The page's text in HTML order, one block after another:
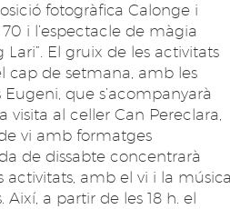
fotogràfica Calonge i
i l’espectacle de màgia
El gruix de les activitats
cap de setmana, amb les
Eugeni, que s’acompanyarà
visita al celler Can Pereclara,
vi amb formatges
de dissabte concentrarà
activitats, amb el vi i la
a partir de les 18 h. el